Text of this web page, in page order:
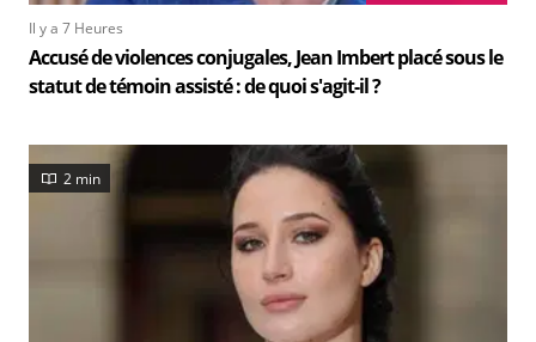
Il y a 7 Heures
Accusé de violences conjugales, Jean Imbert placé sous le
statut de témoin assisté : de quoi s'agit-il ?
2 min